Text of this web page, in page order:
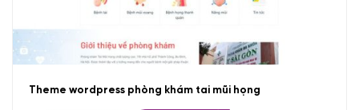
Theme wordpress phòng khám tai mũi họng